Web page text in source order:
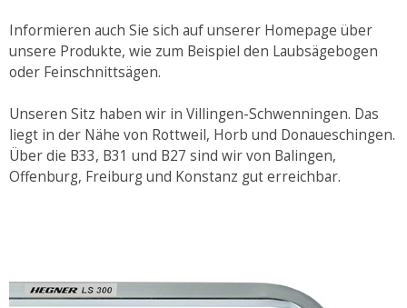
Informieren auch Sie sich auf unserer Homepage über
unsere Produkte, wie zum Beispiel den Laubsägebogen
oder Feinschnittsägen.
Unseren Sitz haben wir in Villingen-Schwenningen. Das
liegt in der Nähe von Rottweil, Horb und Donaueschingen.
Über die B33, B31 und B27 sind wir von Balingen,
Offenburg, Freiburg und Konstanz gut erreichbar.